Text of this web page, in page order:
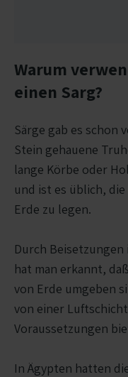
Warum
einen Sarg?
Särge gab es schon
Stein gehauene
lange Körbe oder
und ist es üblich,
Erde zu legen.
Durch
hat man erkannt,
von Erde umgeben
von einer
Voraussetzungen
In Ägypten hatten